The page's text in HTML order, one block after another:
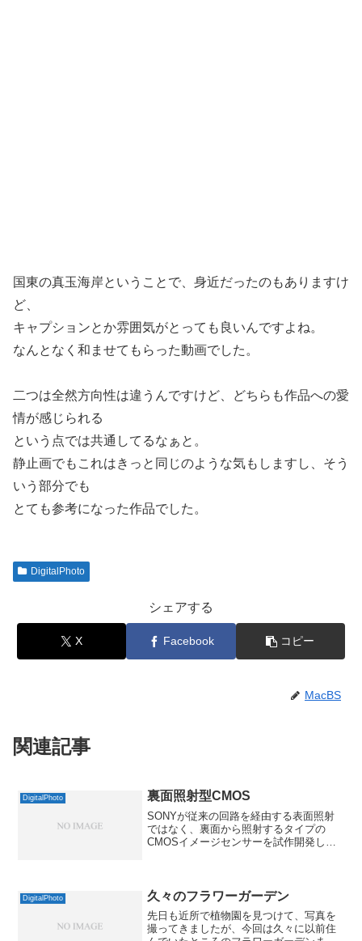
国東の真玉海岸ということで、身近だったのもありますけ
ど、
キャプションとか雰囲気がとっても良いんですよね。
なんとなく和ませてもらった動画でした。
二つは全然方向性は違うんですけど、どちらも作品への愛
情が感じられる
という点では共通してるなぁと。
静止画でもこれはきっと同じのような気もしますし、そう
いう部分でも
とても参考になった作品でした。
DigitalPhoto
シェアする
X Facebook コピー
MacBS
関連記事
DigitalPhoto 裏面照射型CMOS
SONYが従来の回路を経由する表面照射
ではなく、裏面から照射するタイプの
CMOSイメージセンサーを試作開発した
でトータル8dB...
DigitalPhoto 久々のフラワーガーデン
先日も近所で植物園を見つけて、写真を
撮ってきましたが、今回は久々に以前住